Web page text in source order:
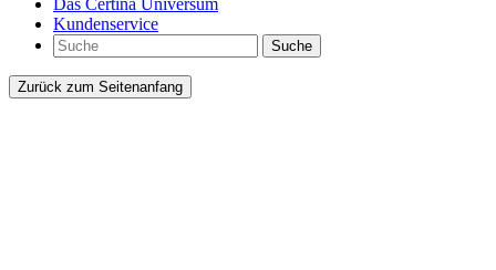
Kundenservice
Suche
Zurück zum Seitenanfang